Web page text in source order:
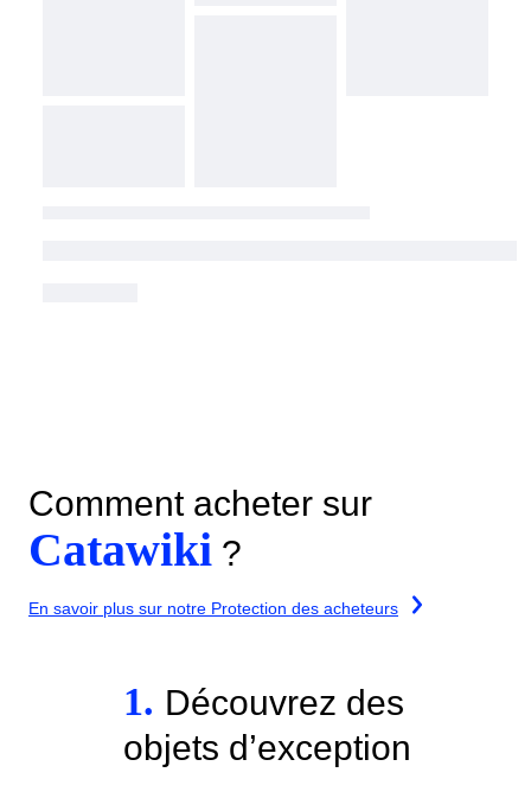
Comment acheter sur
Catawiki ?
En savoir plus sur notre Protection des acheteurs
1. Découvrez des
objets d’exception